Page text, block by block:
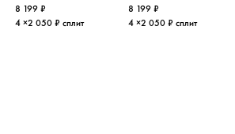
8 199 ₽
4 ×2 050 ₽ сплит
8 199 ₽
4 ×2 050 ₽ сплит